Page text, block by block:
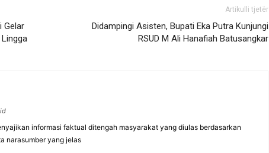
Gelar
Artikulli tjetër
Didampingi Asisten, Bupati Eka Putra Kunjungi
RSUD M Ali Hanafiah Batusangkar
informasi faktual ditengah masyarakat yang diulas berdasarkan
narasumber yang jelas